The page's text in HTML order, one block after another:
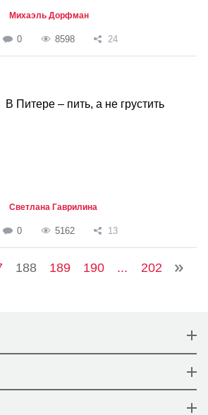
Михаэль Дорфман
0 8598 24
В Питере – пить, а не грустить
Светлана Гаврилина
0 5162 13
188 189 190 ... 202